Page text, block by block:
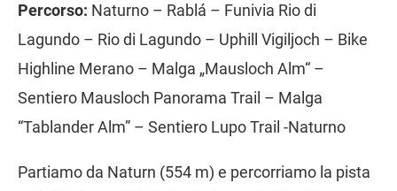
Percorso: Naturno – Rablá – Funivia Rio di
Lagundo – Rio di Lagundo – Uphill Vigiljoch – Bike
Highline Merano – Malga „Mausloch Alm“ –
Sentiero Mausloch Panorama Trail – Malga
“Tablander Alm” – Sentiero Lupo Trail -Naturno
Partiamo da Naturn (554 m) e percorriamo la pista